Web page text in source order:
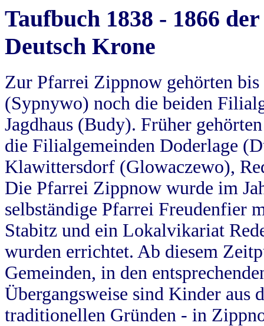
Taufbuch 1838 - 1866
Deutsch Krone
Zur Pfarrei Zippnow gehörten
(Sypnywo) noch die beiden
Jagdhaus (Budy). Früher
die Filialgemeinden Doderlage
Klawittersdorf (Glowaczewo),
Die Pfarrei Zippnow wurde im
selbständige Pfarrei Freudenfier
Stabitz und ein Lokalvikariat
wurden errichtet. Ab diesem
Gemeinden, in den
Übergangsweise sind Kinder aus
traditionellen Gründen - in